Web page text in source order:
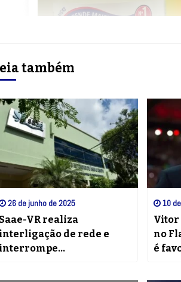
também
26 de junho de 2025
Saae-VR realiza
interligação de rede e
interrompe
10
Vitor
no
é